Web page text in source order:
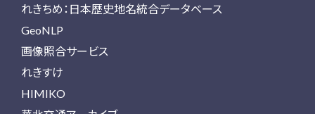
れきちめ：日本歴史地名統合データベース
GeoNLP
画像照合サービス
れきすけ
HIMIKO